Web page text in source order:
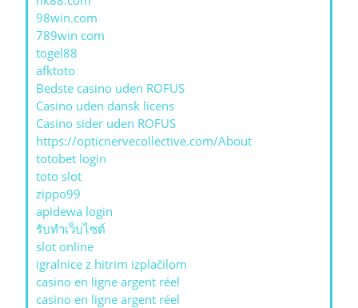
98win.com
789win com
togel88
afktoto
Bedste casino uden ROFUS
Casino uden dansk licens
Casino sider uden ROFUS
https://opticnervecollective.com/About
totobet login
toto slot
zippo99
apidewa login
รับทําเว็บไซต์
slot online
igralnice z hitrim izplačilom
casino en ligne argent réel
casino en ligne argent réel